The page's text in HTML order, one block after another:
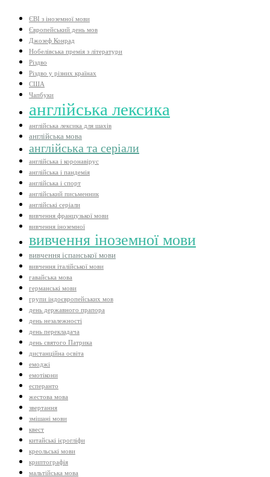
ЄВІ з іноземної мови
Європейський день мов
Джозеф Конрад
Нобелівська премія з літератури
Різдво
Різдво у різних країнах
США
Чапбуки
англійська лексика
англійська лексика для шахів
англійська мова
англійська та серіали
англійська і коронавірус
англійська і пандемія
англійська і спорт
англійський письменник
англійські серіали
вивчення французької мови
вивчення іноземної
вивчення іноземної мови
вивчення іспанської мови
вивчення італійської мови
гавайська мова
германські мови
групи індоєвропейських мов
день державного прапора
день незалежності
день перекладача
день святого Патрика
дистанційна освіта
емоджі
емотікони
есперанто
жестова мова
звертання
змішані мови
квест
китайські ієрогліфи
креольські мови
криптографія
мальтійська мова